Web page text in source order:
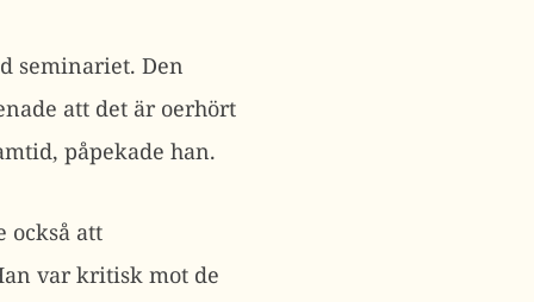
seminariet. Den
att det är oerhört
påpekade han.
också att
var kritisk mot de